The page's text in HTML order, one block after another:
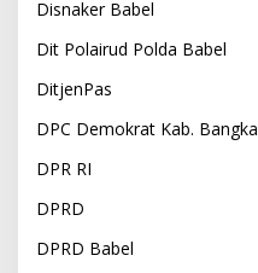
Disnaker Babel
Dit Polairud Polda Babel
DitjenPas
DPC Demokrat Kab. Bangka
DPR RI
DPRD
DPRD Babel